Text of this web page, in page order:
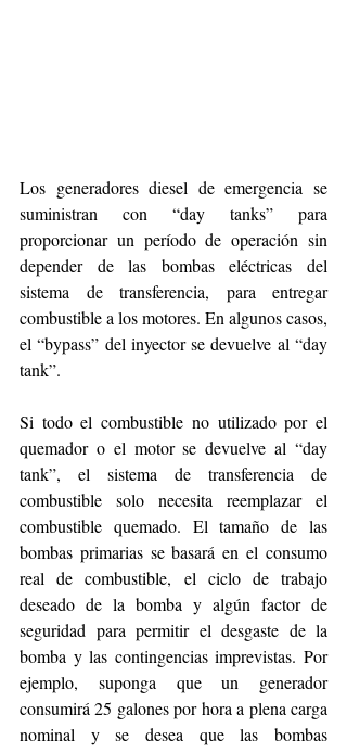
Los generadores diesel de emergencia se
suministran con “day tanks” para
proporcionar un período de operación sin
depender de las bombas eléctricas del
sistema de transferencia, para entregar
combustible a los motores. En algunos casos,
el “bypass” del inyector se devuelve al “day
tank”.
Si todo el combustible no utilizado por el
quemador o el motor se devuelve al “day
tank”, el sistema de transferencia de
combustible solo necesita reemplazar el
combustible quemado. El tamaño de las
bombas primarias se basará en el consumo
real de combustible, el ciclo de trabajo
deseado de la bomba y algún factor de
seguridad para permitir el desgaste de la
bomba y las contingencias imprevistas. Por
ejemplo, suponga que un generador
consumirá 25 galones por hora a plena carga
nominal y se desea que las bombas